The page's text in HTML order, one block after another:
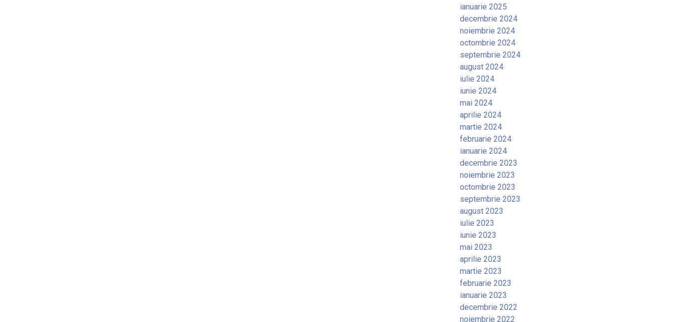
ianuarie 2025
decembrie 2024
noiembrie 2024
octombrie 2024
septembrie 2024
august 2024
iulie 2024
iunie 2024
mai 2024
aprilie 2024
martie 2024
februarie 2024
ianuarie 2024
decembrie 2023
noiembrie 2023
octombrie 2023
septembrie 2023
august 2023
iulie 2023
iunie 2023
mai 2023
aprilie 2023
martie 2023
februarie 2023
ianuarie 2023
decembrie 2022
noiembrie 2022